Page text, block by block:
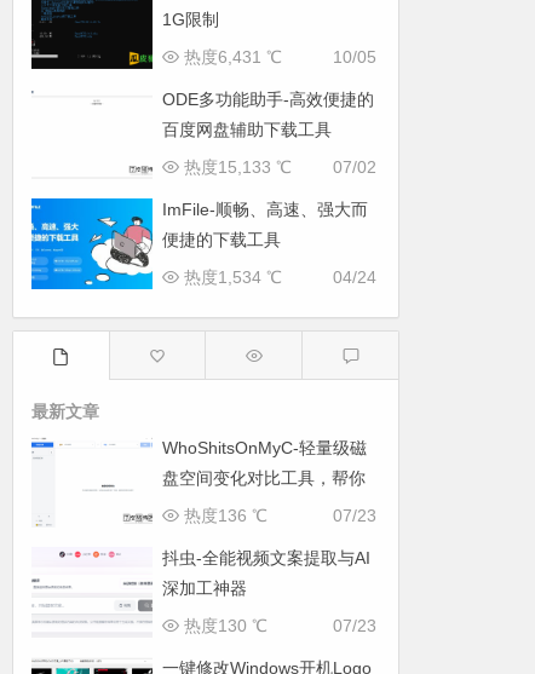
1G限制
10/05
热度6,431 ℃
ODE多功能助手-高效便捷的
百度网盘辅助下载工具
07/02
热度15,133 ℃
ImFile-顺畅、高速、强大而
便捷的下载工具
04/24
热度1,534 ℃
最新文章
WhoShitsOnMyC-轻量级磁
盘空间变化对比工具，帮你
找出“吃掉”空间的罪魁祸首
07/23
热度136 ℃
抖虫-全能视频文案提取与AI
深加工神器
07/23
热度130 ℃
一键修改Windows开机Logo